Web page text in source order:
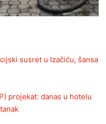
susret u Izačiću, šansa
projekat: danas u hotelu